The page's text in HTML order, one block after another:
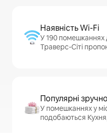
Наявність Wi-Fi
У 190 помешканнях
Траверс-Сіті
Популярні
У помешканнях у
подобаються